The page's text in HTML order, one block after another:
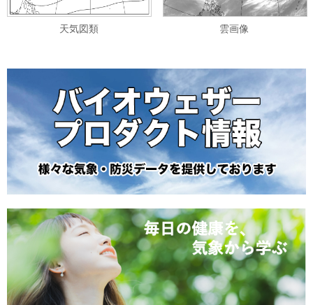
天気図類 雲画像